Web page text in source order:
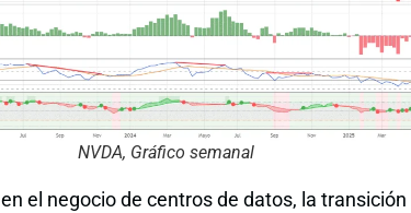
NVDA, Gráfico semanal
el negocio de centros de datos, la